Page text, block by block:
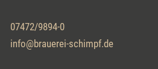
07472/9894-0
info@brauerei-schimpf.de